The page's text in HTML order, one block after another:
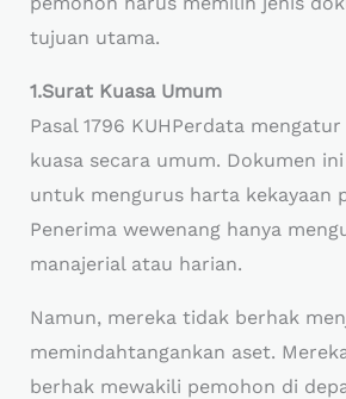
tujuan utama.
1.Surat Kuasa Umum
Pasal 1796 KUHPerdata
kuasa secara umum. Dokumen
untuk mengurus harta kekayaan
Penerima wewenang hanya
manajerial atau harian.
Namun, mereka tidak berhak
memindahtangankan aset.
berhak mewakili pemohon di